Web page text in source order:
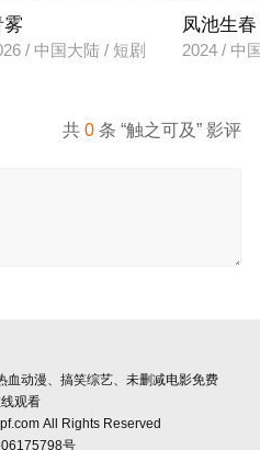
雾
/ 中国大陆 / 短剧
凤池生春
2024 / 中
共0 条 “触之可及” 影评
血动漫、搞笑综艺、未删减电影免费
观看
All Rights Reserved
号